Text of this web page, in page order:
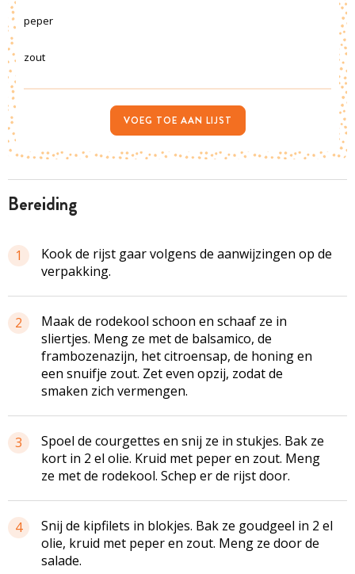
bereiding
1
Kook de rijst gaar volgens de aanwijzingen op de
verpakking.
2
Maak de rodekool schoon en schaaf ze in
sliertjes. Meng ze met de balsamico, de
frambozenazijn, het citroensap, de honing en
een snuifje zout. Zet even opzij, zodat de
smaken zich vermengen.
3
Spoel de courgettes en snij ze in stukjes. Bak ze
kort in 2 el olie. Kruid met peper en zout. Meng
ze met de rodekool. Schep er de rijst door.
4 Snij de kipfilets in blokjes. Bak ze goudgeel in 2 el
olie, kruid met peper en zout. Meng ze door de
salade.
peper
zout
VOEG TOE AAN LIJST